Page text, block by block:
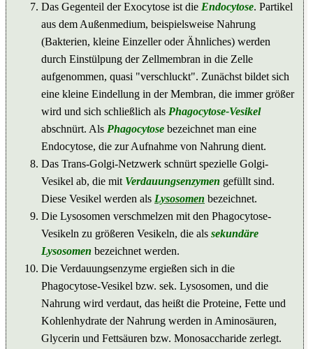
Das Gegenteil der Exocytose ist die Endocytose. Partikel
aus dem Außenmedium, beispielsweise Nahrung
(Bakterien, kleine Einzeller oder Ähnliches) werden
durch Einstülpung der Zellmembran in die Zelle
aufgenommen, quasi "verschluckt". Zunächst bildet sich
eine kleine Eindellung in der Membran, die immer größer
wird und sich schließlich als Phagocytose-Vesikel
abschnürt. Als Phagocytose bezeichnet man eine
Endocytose, die zur Aufnahme von Nahrung dient.
Das Trans-Golgi-Netzwerk schnürt spezielle Golgi-
Vesikel ab, die mit Verdauungsenzymen gefüllt sind.
Diese Vesikel werden als Lysosomen bezeichnet.
Die Lysosomen verschmelzen mit den Phagocytose-
Vesikeln zu größeren Vesikeln, die als sekundäre
Lysosomen bezeichnet werden.
Die Verdauungsenzyme ergießen sich in die
Phagocytose-Vesikel bzw. sek. Lysosomen, und die
Nahrung wird verdaut, das heißt die Proteine, Fette und
Kohlenhydrate der Nahrung werden in Aminosäuren,
Glycerin und Fettsäuren bzw. Monosaccharide zerlegt.